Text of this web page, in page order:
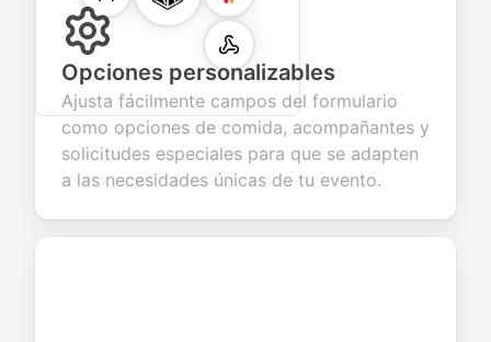
Opciones personalizables
Ajusta fácilmente campos del formulario
como opciones de comida, acompañantes y
solicitudes especiales para que se adapten
a las necesidades únicas de tu evento.